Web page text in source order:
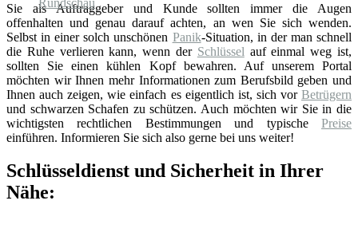
Sie als Auftraggeber und Kunde sollten immer die Augen
offenhalten und genau darauf achten, an wen Sie sich wenden.
Selbst in einer solch unschönen Panik-Situation, in der man schnell
die Ruhe verlieren kann, wenn der Schlüssel auf einmal weg ist,
sollten Sie einen kühlen Kopf bewahren. Auf unserem Portal
möchten wir Ihnen mehr Informationen zum Berufsbild geben und
Ihnen auch zeigen, wie einfach es eigentlich ist, sich vor Betrügern
und schwarzen Schafen zu schützen. Auch möchten wir Sie in die
wichtigsten rechtlichen Bestimmungen und typische Preise
einführen. Informieren Sie sich also gerne bei uns weiter!
Schlüsseldienst und Sicherheit in Ihrer
Nähe: